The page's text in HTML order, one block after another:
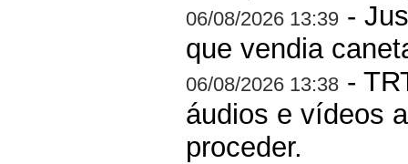
06/08/2026 13:39 -
que vendia
06/08/2026 13:38 -
áudios e vídeos
proceder.